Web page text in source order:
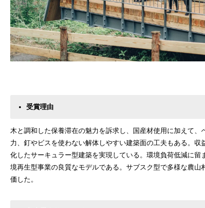
受賞理由
木と調和した保養滞在の魅力を訴求し、国産材使用に加えて
力、釘やビスを使わない解体しやすい建築面の工夫もある。
化したサーキュラー型建築を実現している。環境負荷低減に
境再生型事業の良質なモデルである。サブスク型で多様な農
価した。